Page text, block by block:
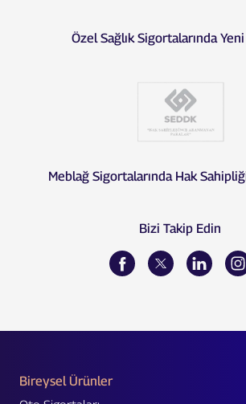
Özel Sağlık Sigortalarında
Meblağ Sigortalarında Hak
Bizi Takip Edin
Bireysel Ürünler